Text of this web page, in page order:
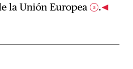
la Unión Europea 5 .